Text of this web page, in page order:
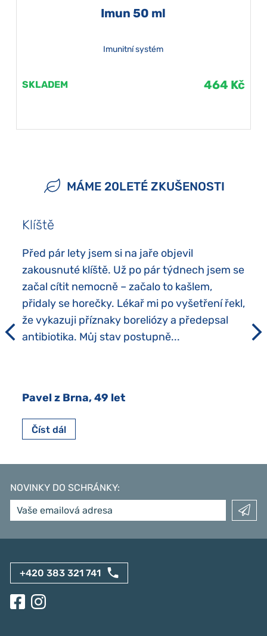
Imun 50 ml
Imunitní systém
SKLADEM 464 Kč
MÁME 20LETÉ ZKUŠENOSTI
Klíště
Před pár lety jsem si na jaře objevil
zakousnuté klíště. Už po pár týdnech jsem se
začal cítit nemocně – začalo to kašlem,
přidaly se horečky. Lékař mi po vyšetření řekl,
že vykazuji příznaky boreliózy a předepsal
antibiotika. Můj stav postupně...
Pavel z Brna, 49 let
Číst dál
NOVINKY DO SCHRÁNKY:
+420 383 321 741